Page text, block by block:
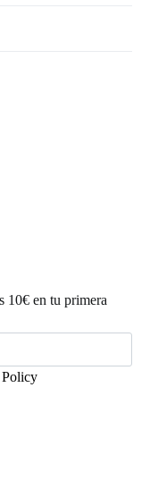
10€ en tu primera